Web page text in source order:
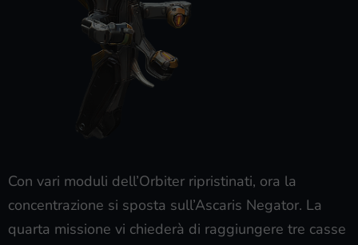
Con vari moduli dell’Orbiter ripristinati, ora la
concentrazione si sposta sull’Ascaris Negator. La
quarta missione vi chiederà di raggiungere tre casse